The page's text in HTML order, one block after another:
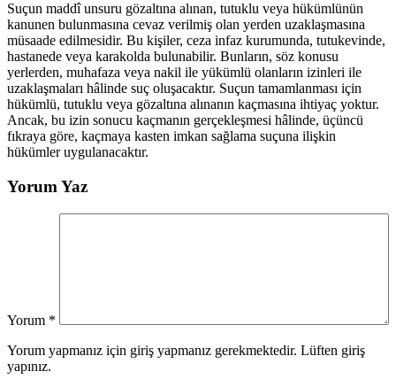
Suçun maddî unsuru gözaltına alınan, tutuklu veya hükümlünün
kanunen bulunmasına cevaz verilmiş olan yerden uzaklaşmasına
müsaade edilmesidir. Bu kişiler, ceza infaz kurumunda, tutukevinde,
hastanede veya karakolda bulunabilir. Bunların, söz konusu
yerlerden, muhafaza veya nakil ile yükümlü olanların izinleri ile
uzaklaşmaları hâlinde suç oluşacaktır. Suçun tamamlanması için
hükümlü, tutuklu veya gözaltına alınanın kaçmasına ihtiyaç yoktur.
Ancak, bu izin sonucu kaçmanın gerçekleşmesi hâlinde, üçüncü
fıkraya göre, kaçmaya kasten imkan sağlama suçuna ilişkin
hükümler uygulanacaktır.
Yorum Yaz
Yorum *
Yorum yapmanız için giriş yapmanız gerekmektedir. Lüften giriş
yapınız.